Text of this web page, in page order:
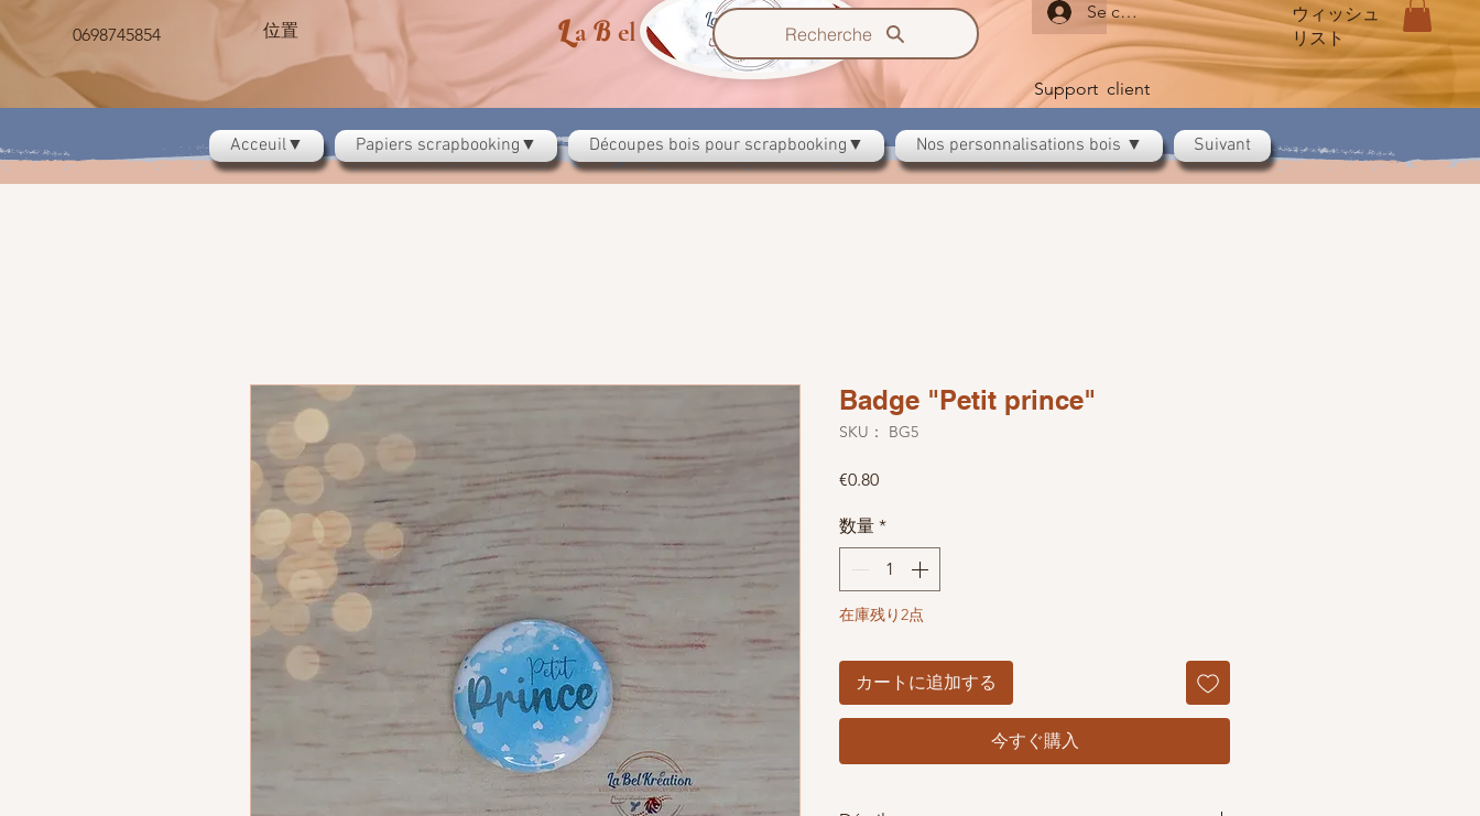
Acceuil▼ Papiers scrapbooking▼ Découpes bois pour scrapbooking▼ Nos personnalisations bois ▼ Suivant
0698745854 位置 La B elKreation Recherche
Se connecter
Support client
ウィッシュ
リスト
Badge "Petit prince"
SKU： BG5
€0.80価格
数量 *
在庫残り2点
カートに追加する
今すぐ購入